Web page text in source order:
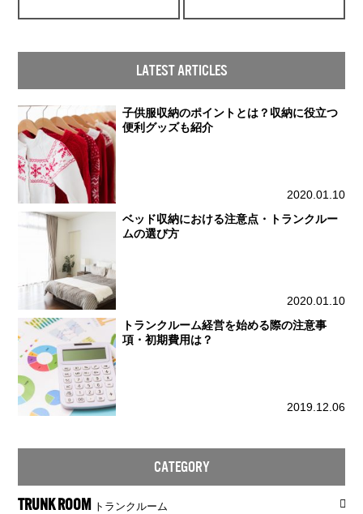
LATEST ARTICLES
子供服収納のポイントとは？収納に役立つ
便利グッズも紹介
2020.01.10
ベッド収納における注意点・トランクルー
ムの選び方
2020.01.10
トランクルーム経営を始める際の注意事
項・初期費用は？
2019.12.06
CATEGORY
TRUNK ROOM トランクルーム